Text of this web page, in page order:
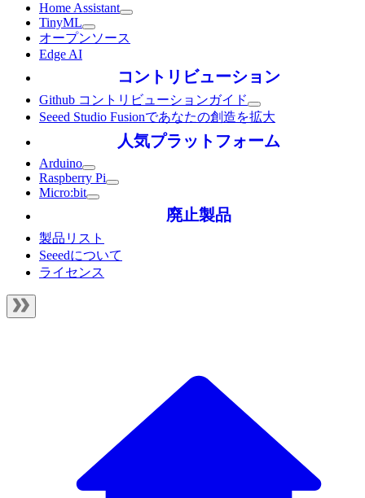
Home Assistant
TinyML
オープンソース
Edge AI
コントリビューション
Github コントリビューションガイド
Seeed Studio Fusionであなたの創造を拡大
人気プラットフォーム
Arduino
Raspberry Pi
Micro:bit
廃止製品
製品リスト
Seeedについて
ライセンス